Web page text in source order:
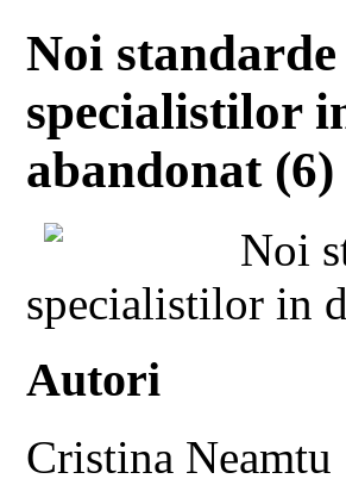
Noi
specialistilor
abandonat (6)
Noi
specialistilor in
Autori
Cristina Neamtu